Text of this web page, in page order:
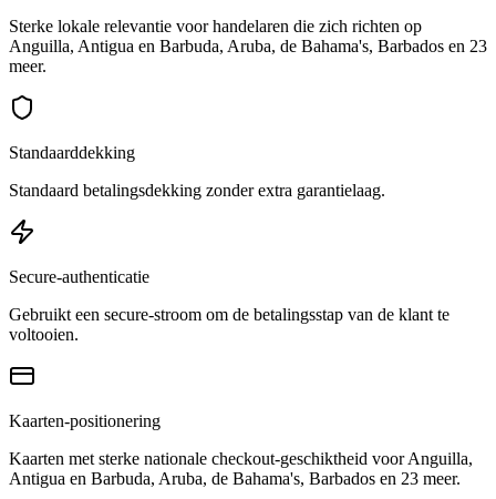
Sterke lokale relevantie voor handelaren die zich richten op
Anguilla, Antigua en Barbuda, Aruba, de Bahama's, Barbados en 23
meer.
Standaarddekking
Standaard betalingsdekking zonder extra garantielaag.
Secure-authenticatie
Gebruikt een secure-stroom om de betalingsstap van de klant te
voltooien.
Kaarten-positionering
Kaarten met sterke nationale checkout-geschiktheid voor Anguilla,
Antigua en Barbuda, Aruba, de Bahama's, Barbados en 23 meer.